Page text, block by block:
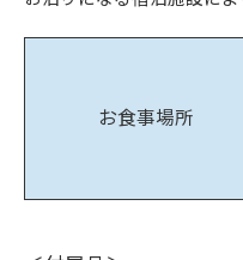
お食事場所